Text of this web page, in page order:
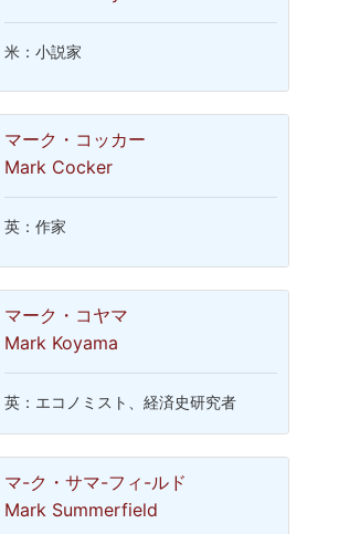
米：小説家
マーク・コッカー
Mark Cocker
英：作家
マーク・コヤマ
Mark Koyama
英：エコノミスト、経済史研究者
マ-ク・サマ-フィ-ルド
Mark Summerfield